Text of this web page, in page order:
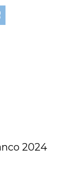
2024